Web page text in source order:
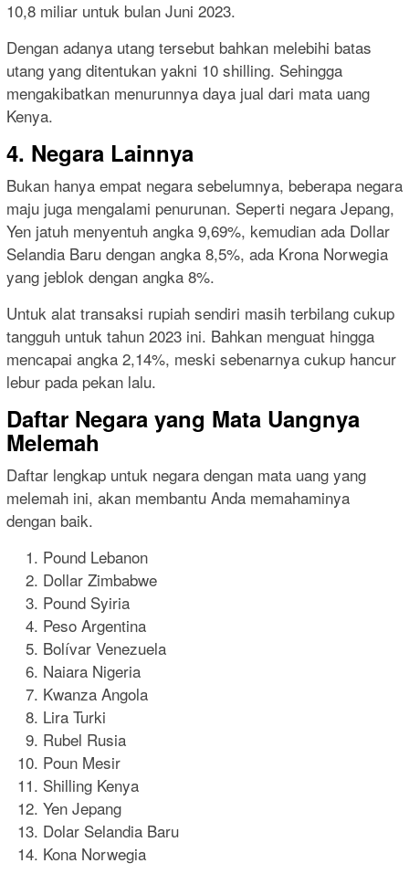
10,8 miliar untuk bulan Juni 2023.
Dengan adanya utang tersebut bahkan melebihi batas
utang yang ditentukan yakni 10 shilling. Sehingga
mengakibatkan menurunnya daya jual dari mata uang
Kenya.
4. Negara Lainnya
Bukan hanya empat negara sebelumnya, beberapa negara
maju juga mengalami penurunan. Seperti negara Jepang,
Yen jatuh menyentuh angka 9,69%, kemudian ada Dollar
Selandia Baru dengan angka 8,5%, ada Krona Norwegia
yang jeblok dengan angka 8%.
Untuk alat transaksi rupiah sendiri masih terbilang cukup
tangguh untuk tahun 2023 ini. Bahkan menguat hingga
mencapai angka 2,14%, meski sebenarnya cukup hancur
lebur pada pekan lalu.
Daftar Negara yang Mata Uangnya
Melemah
Daftar lengkap untuk negara dengan mata uang yang
melemah ini, akan membantu Anda memahaminya
dengan baik.
Pound Lebanon
Dollar Zimbabwe
Pound Syiria
Peso Argentina
Bolívar Venezuela
Naiara Nigeria
Kwanza Angola
Lira Turki
Rubel Rusia
Poun Mesir
Shilling Kenya
Yen Jepang
Dolar Selandia Baru
Kona Norwegia